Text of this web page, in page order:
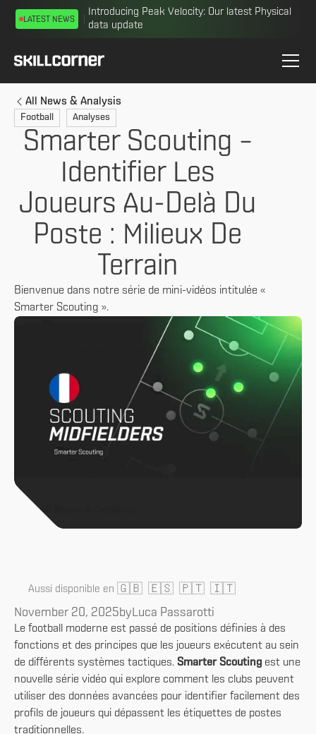
Introducing Peak Velocity: Our latest Physical
data update
LATEST NEWS
All News & Analysis
Football Analyses
Smarter Scouting –
Identifier Les
Joueurs Au-Delà Du
Poste : Milieux De
Terrain
Bienvenue dans notre série de mini-vidéos intitulée «
Smarter Scouting ».
All News & Analysis
Aussi disponible en 🇬🇧 🇪🇸 🇵🇹 🇮🇹
November 20, 2025byLuca Passarotti
Le football moderne est passé de positions définies à des
fonctions et des principes que les joueurs exécutent au sein
de différents systèmes tactiques. Smarter Scouting est une
nouvelle série vidéo qui explore comment les clubs peuvent
utiliser des données avancées pour identifier facilement des
profils de joueurs qui dépassent les étiquettes de postes
traditionnelles.